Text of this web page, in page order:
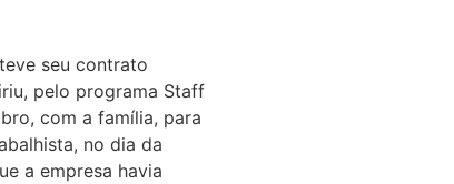
seu contrato
pelo programa Staff
com a família, para
no dia da
a empresa havia